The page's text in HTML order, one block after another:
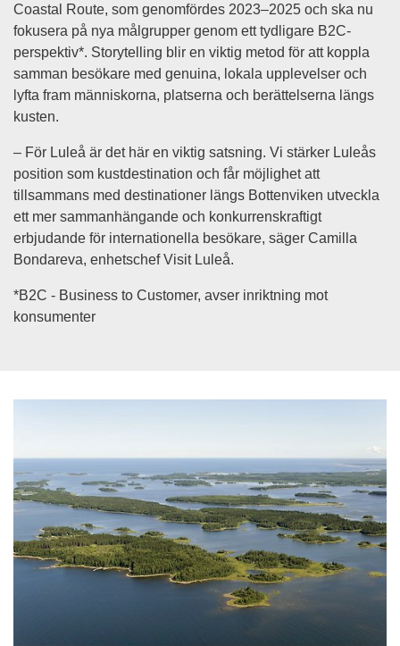
Coastal Route, som genomfördes 2023–2025 och ska nu
fokusera på nya målgrupper genom ett tydligare B2C-
perspektiv*. Storytelling blir en viktig metod för att koppla
samman besökare med genuina, lokala upplevelser och
lyfta fram människorna, platserna och berättelserna längs
kusten.
– För Luleå är det här en viktig satsning. Vi stärker Luleås
position som kustdestination och får möjlighet att
tillsammans med destinationer längs Bottenviken utveckla
ett mer sammanhängande och konkurrenskraftigt
erbjudande för internationella besökare, säger Camilla
Bondareva, enhetschef Visit Luleå.
*B2C - Business to Customer, avser inriktning mot
konsumenter